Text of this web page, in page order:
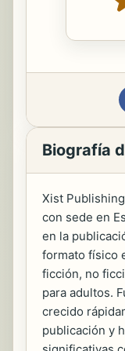
Biografía
Xist
con sede en
en la
formato físico
ficción, no
para adultos.
crecido
publicación y